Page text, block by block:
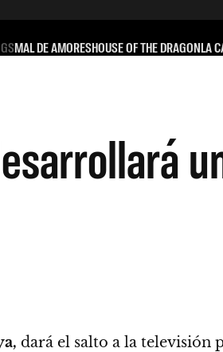
MAL DE AMORESHOUSE OF THE DRAGONLA
dará el salto a la televisión